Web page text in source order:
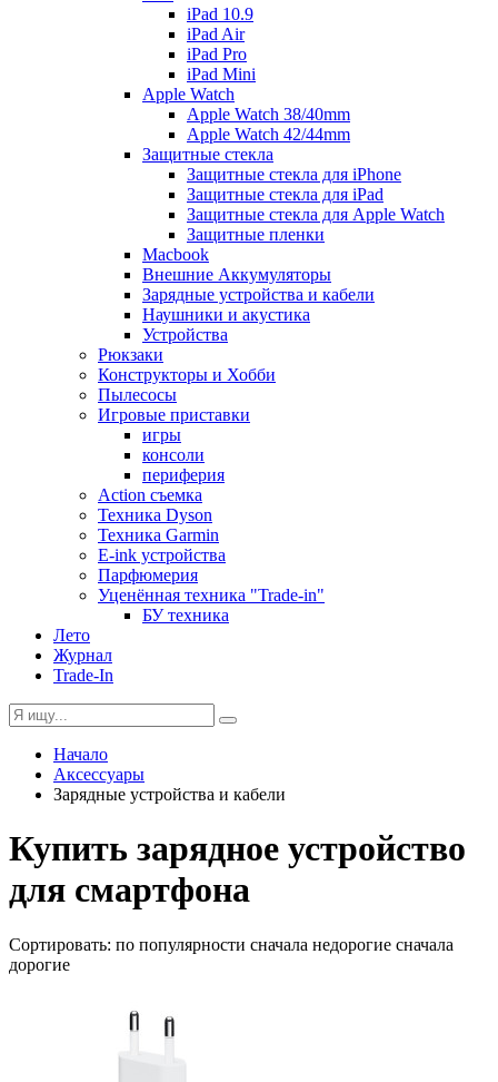
iPad 10.9
iPad Air
iPad Pro
iPad Mini
Apple Watch
Apple Watch 38/40mm
Apple Watch 42/44mm
Защитные стекла
Защитные стекла для iPhone
Защитные стекла для iPad
Защитные стекла для Apple Watch
Защитные пленки
Macbook
Внешние Аккумуляторы
Зарядные устройства и кабели
Наушники и акустика
Устройства
Рюкзаки
Конструкторы и Хобби
Пылесосы
Игровые приставки
игры
консоли
периферия
Action съемка
Техника Dyson
Техника Garmin
E-ink устройства
Парфюмерия
Уценённая техника "Trade-in"
БУ техника
Лето
Журнал
Trade-In
Начало
Аксессуары
Зарядные устройства и кабели
Купить зарядное устройство
для смартфона
Сортировать: по популярности сначала недорогие сначала
дорогие